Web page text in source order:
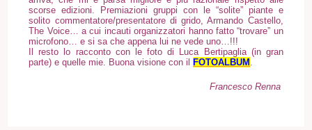
scorse edizioni. Premiazioni gruppi con le “solite” piante e
solito commentatore/presentatore di grido, Armando Castello,
The Voice… a cui incauti organizzatori hanno fatto “trovare” un
microfono… e si sa che appena lui ne vede uno…!!!
Il resto lo racconto con le foto di Luca Bertipaglia (in gran
parte) e quelle mie. Buona visione con ilFOTOALBUM
Francesco Renna